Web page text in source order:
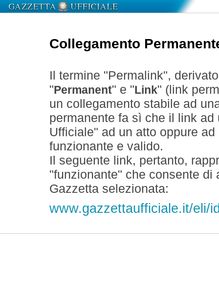
Collegamento
Il termine "Permalink",
" Permanent" e " Link" (link
un collegamento stabile ad
permanente fa sì che il link
Ufficiale" ad un atto oppure
funzionante e valido.
Il seguente link, pertanto,
"funzionante" che consente
Gazzetta selezionata:
www.gazzettaufficiale.it/eli/